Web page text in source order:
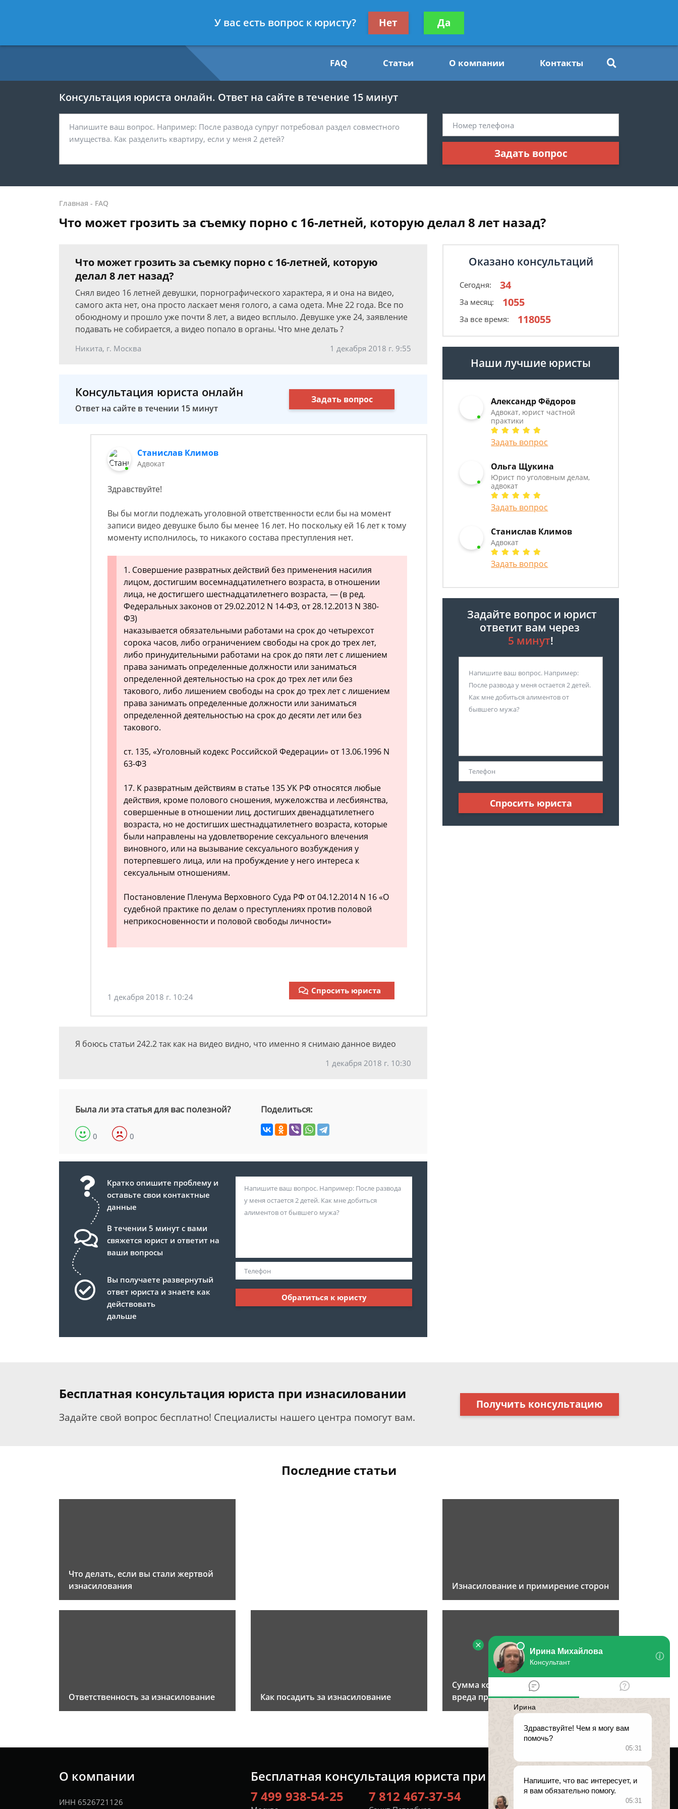
7 812 467-37-54
Получите консультацию
бесплатно
FAQ Статьи О компании Контакты
Консультация юриста онлайн. Ответ на сайте в течение 15 минут
Задать вопрос
Главная - FAQ
Что может грозить за съемку порно с 16-летней, которую делал 8 лет назад?
Что может грозить за съемку порно с 16-летней, которую
делал 8 лет назад?
Снял видео 16 летней девушки, порнографического характера, я и она на видео,
самого акта нет, она просто ласкает меня голого, а сама одета. Мне 22 года. Все по
обоюдному и прошло уже почти 8 лет, а видео всплыло. Девушке уже 24, заявление
подавать не собирается, а видео попало в органы. Что мне делать ?
Никита, г. Москва 1 декабря 2018 г. 9:55
Консультация юриста онлайн
Ответ на сайте в течении 15 минут
Задать вопрос
Станислав Климов
Адвокат
Здравствуйте!
Вы бы могли подлежать уголовной ответственности если бы на момент
записи видео девушке было бы менее 16 лет. Но поскольку ей 16 лет к тому
моменту исполнилось, то никакого состава преступления нет.
1. Совершение развратных действий без применения насилия
лицом, достигшим восемнадцатилетнего возраста, в отношении
лица, не достигшего шестнадцатилетнего возраста, — (в ред.
Федеральных законов от 29.02.2012 N 14-ФЗ, от 28.12.2013 N 380-
ФЗ)
наказывается обязательными работами на срок до четырехсот
сорока часов, либо ограничением свободы на срок до трех лет,
либо принудительными работами на срок до пяти лет с лишением
права занимать определенные должности или заниматься
определенной деятельностью на срок до трех лет или без
такового, либо лишением свободы на срок до трех лет с лишением
права занимать определенные должности или заниматься
определенной деятельностью на срок до десяти лет или без
такового.
ст. 135, «Уголовный кодекс Российской Федерации» от 13.06.1996 N
63-ФЗ
17. К развратным действиям в статье 135 УК РФ относятся любые
действия, кроме полового сношения, мужеложства и лесбиянства,
совершенные в отношении лиц, достигших двенадцатилетнего
возраста, но не достигших шестнадцатилетнего возраста, которые
были направлены на удовлетворение сексуального влечения
виновного, или на вызывание сексуального возбуждения у
потерпевшего лица, или на пробуждение у него интереса к
сексуальным отношениям.
Постановление Пленума Верховного Суда РФ от 04.12.2014 N 16 «О
судебной практике по делам о преступлениях против половой
неприкосновенности и половой свободы личности»
1 декабря 2018 г. 10:24
Спросить юриста
Я боюсь статьи 242.2 так как на видео видно, что именно я снимаю данное видео
1 декабря 2018 г. 10:30
Была ли эта статья для вас полезной?
0 0
Поделиться:
Кратко опишите проблему и
оставьте свои контактные
данные
В течении 5 минут с вами
свяжется юрист и ответит на
ваши вопросы
Вы получаете развернутый
ответ юриста и знаете как
действовать
дальше
Обратиться к юристу
Оказано консультаций
Сегодня: 34
За месяц: 1055
За все время: 118055
Наши лучшие юристы
Александр Фёдоров
Адвокат, юрист частной
практики
Задать вопрос
Ольга Щукина
Юрист по уголовным делам,
адвокат
Задать вопрос
Станислав Климов
Адвокат
Задать вопрос
Задайте вопрос и юрист
ответит вам через
5 минут!
Спросить юриста
Бесплатная консультация юриста при изнасиловании
Задайте свой вопрос бесплатно! Специалисты нашего центра помогут вам.
Получить консультацию
Последние статьи
Что делать, если вы стали жертвой
изнасилования
Изнасилование и примирение сторон
Ответственность за изнасилование Как посадить за изнасилование
Сумма компенсации морального
вреда при изнасиловании
О компании
ИНН 6526721126
Бесплатная консультация юриста при изнасиловании
7 499 938-54-25
7 812 467-37-54
У вас есть вопрос к юристу? Нет Да